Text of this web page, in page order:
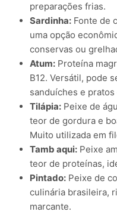
preparações frias.
Sardinha: Fonte de
uma opção
conservas ou
Atum: Proteína
B12. Versátil, pode
sanduíches e
Tilápia: Peixe de
teor de gordura e
Muito utilizada em
Tamb aqui: Peixe
teor de proteínas,
Pintado: Peixe de
culinária brasileira,
marcante.